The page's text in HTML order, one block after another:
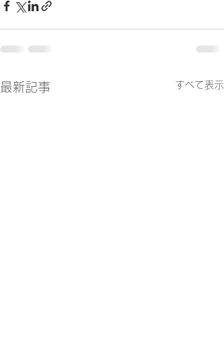
最新記事 すべて表示